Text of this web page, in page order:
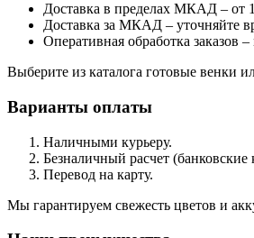
Доставка в пределах МКАД – от
Доставка за МКАД – уточняйте
Оперативная обработка заказов
Выберите из каталога готовые венки
Варианты оплаты
Наличными курьеру.
Безналичный расчет (банковские
Перевод на карту.
Мы гарантируем свежесть цветов и